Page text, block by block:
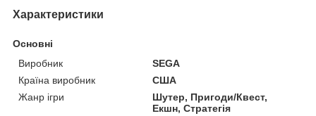
Характеристики
Основні
Виробник
SEGA
Країна виробник
США
Жанр ігри
Шутер, Пригоди/Квест,
Екшн, Стратегія